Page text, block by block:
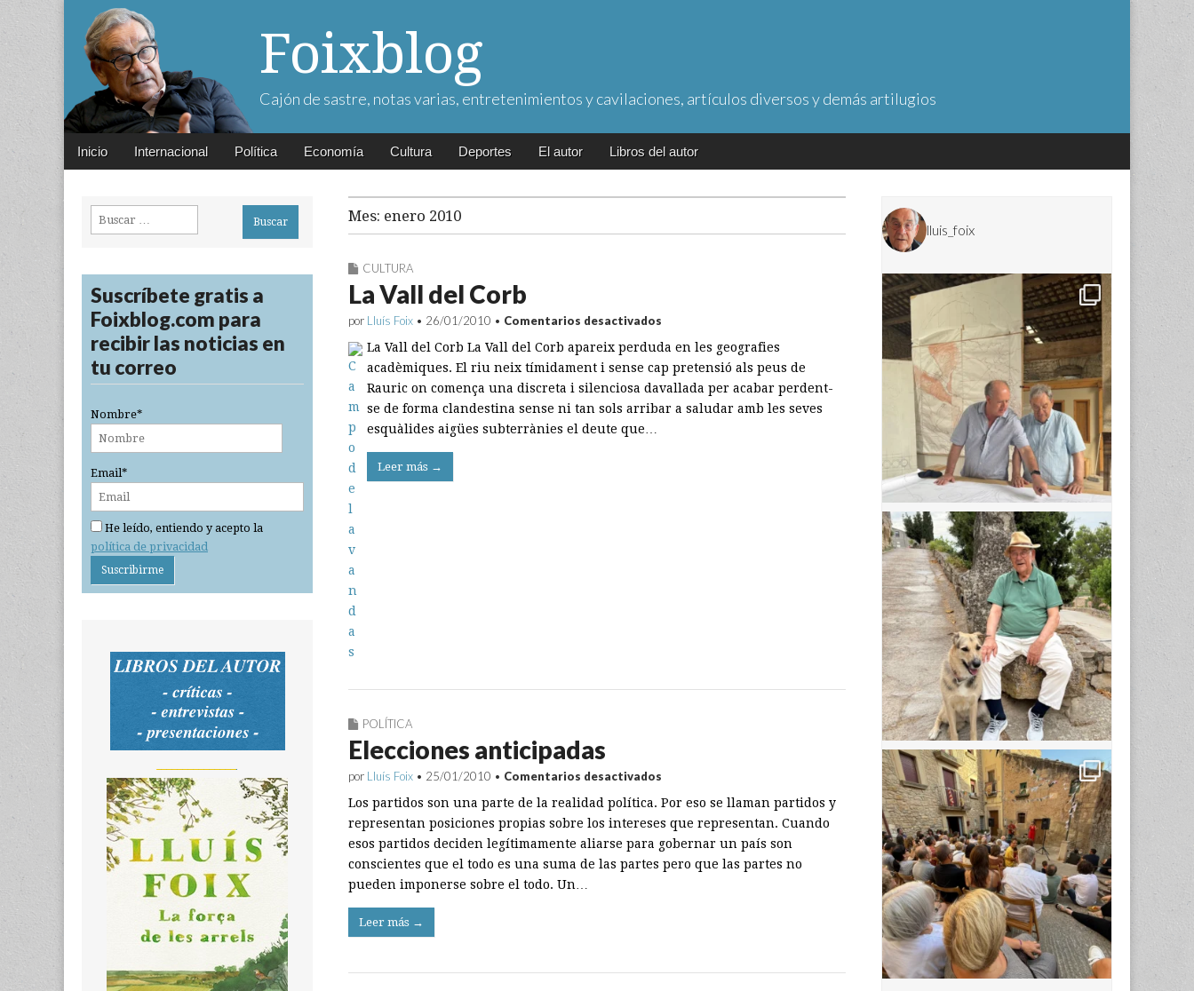
Foixblog
Cajón de sastre, notas varias, entretenimientos y cavilaciones, artículos diversos y demás artilugios
Main
Skip
Inicio Internacional Política Economía Cultura Deportes El autor Libros del autor
Mes: enero 2010
CULTURA
La Vall del Corb
por Lluís Foix • 26/01/2010 • Comentarios desactivados
Vall
del
Corb
La Vall del Corb La Vall del Corb apareix perduda en les geografies
acadèmiques. El riu neix tímidament i sense cap pretensió als peus de
Rauric on comença una discreta i silenciosa davallada per acabar perdent-
se de forma clandestina sense ni tan sols arribar a saludar amb les seves
esquàlides aigües subterrànies el deute que…
Leer más →
POLÍTICA
Elecciones anticipadas
por Lluís Foix • 25/01/2010 • Comentarios desactivados
anticipadas
Los partidos son una parte de la realidad política. Por eso se llaman partidos y
representan posiciones propias sobre los intereses que representan. Cuando
esos partidos deciden legítimamente aliarse para gobernar un país son
conscientes que el todo es una suma de las partes pero que las partes no
pueden imponerse sobre el todo. Un…
Leer más →
Buscar:
Suscríbete gratis a
Foixblog.com para
recibir las noticias en
tu correo
Nombre*
Email*
He leído, entiendo y acepto la
política de privacidad
lluis_foix